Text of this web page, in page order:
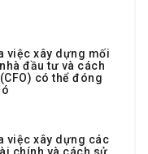
việc xây dựng mối
đầu tư và cách
có thể đóng
việc xây dựng các
chính và cách sử